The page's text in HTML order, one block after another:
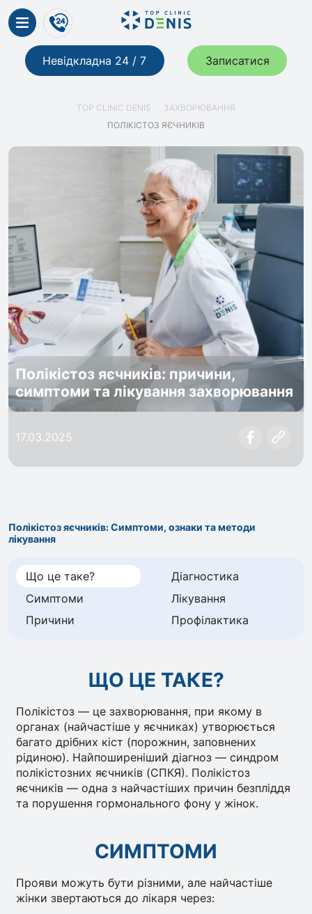
Невідкладна 24 / 7 Записатися
TOP CLINIC DENIS
ЗАХВОРЮВАННЯ
ПОЛІКІСТОЗ ЯЄЧНИКІВ
Полікістоз яєчників: причини,
симптоми та лікування захворювання
17.03.2025
Полікістоз яєчників: Симптоми, ознаки та методи
лікування
Що це таке?
Симптоми
Причини
Діагностика
Лікування
Профілактика
ЩО ЦЕ ТАКЕ?
Полікістоз — це захворювання, при якому в
органах (найчастіше у яєчниках) утворюється
багато дрібних кіст (порожнин, заповнених
рідиною). Найпоширеніший діагноз — синдром
полікістозних яєчників (СПКЯ). Полікістоз
яєчників — одна з найчастіших причин безпліддя
та порушення гормонального фону у жінок.
СИМПТОМИ
Прояви можуть бути різними, але найчастіше
жінки звертаються до лікаря через: